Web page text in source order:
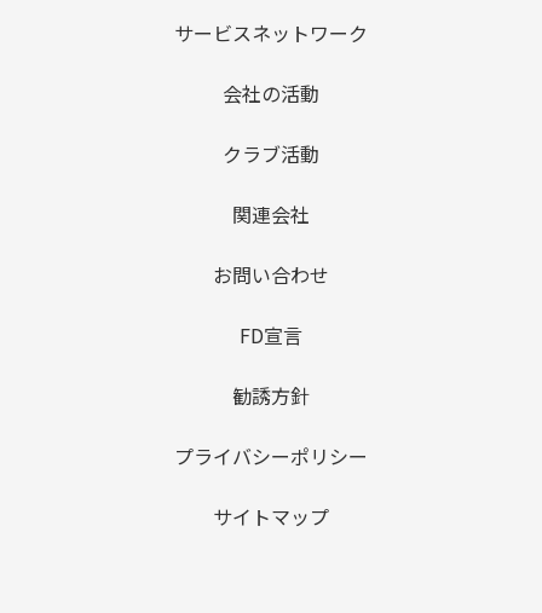
サービスネットワーク
会社の活動
クラブ活動
関連会社
お問い合わせ
FD宣言
勧誘方針
プライバシーポリシー
サイトマップ